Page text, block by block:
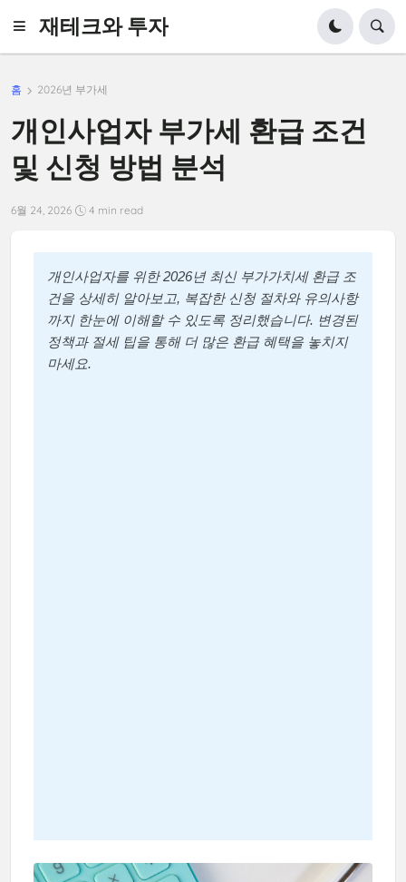
재테크와 투자
홈 2026년 부가세
개인사업자 부가세 환급 조건
및 신청 방법 분석
6월 24, 2026 4 min read
개인사업자를 위한 2026년 최신 부가가치세 환급 조
건을 상세히 알아보고, 복잡한 신청 절차와 유의사항
까지 한눈에 이해할 수 있도록 정리했습니다. 변경된
정책과 절세 팁을 통해 더 많은 환급 혜택을 놓치지
마세요.